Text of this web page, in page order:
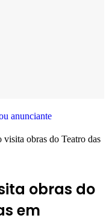
obras do Teatro das
obras do
em